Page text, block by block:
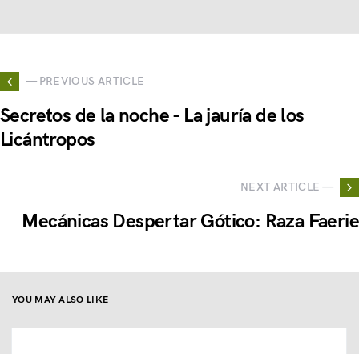
— PREVIOUS ARTICLE
Secretos de la noche - La jauría de los
Licántropos
NEXT ARTICLE —
Mecánicas Despertar Gótico: Raza Faerie
YOU MAY ALSO LIKE